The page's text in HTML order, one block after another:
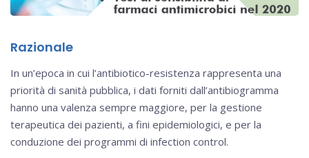
Razionale
In un’epoca in cui l’antibiotico-resistenza rappresenta una
priorità di sanità pubblica, i dati forniti dall’antibiogramma
hanno una valenza sempre maggiore, per la gestione
terapeutica dei pazienti, a fini epidemiologici, e per la
conduzione dei programmi di infection control.